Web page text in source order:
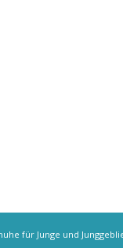
für Junge und